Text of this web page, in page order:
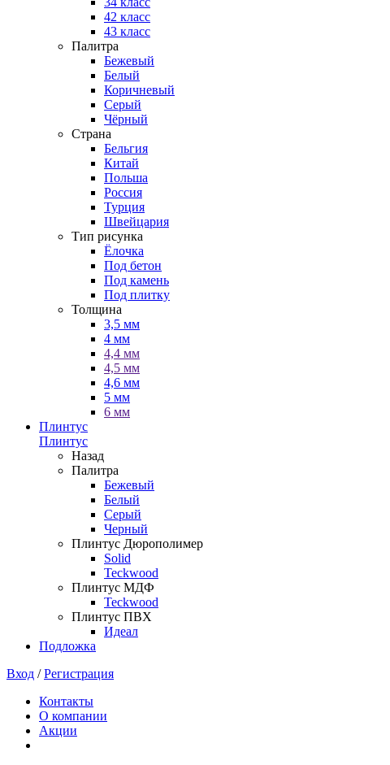
42 класс
43 класс
Палитра
Бежевый
Белый
Коричневый
Серый
Чёрный
Страна
Бельгия
Китай
Польша
Россия
Турция
Швейцария
Тип рисунка
Ёлочка
Под бетон
Под камень
Под плитку
Толщина
3,5 мм
4 мм
4,4 мм
4,5 мм
4,6 мм
5 мм
6 мм
Плинтус
Плинтус
Назад
Палитра
Бежевый
Белый
Серый
Черный
Плинтус Дюрополимер
Solid
Teckwood
Плинтус МДФ
Teckwood
Плинтус ПВХ
Идеал
Подложка
Вход /Регистрация
Контакты
О компании
Акции